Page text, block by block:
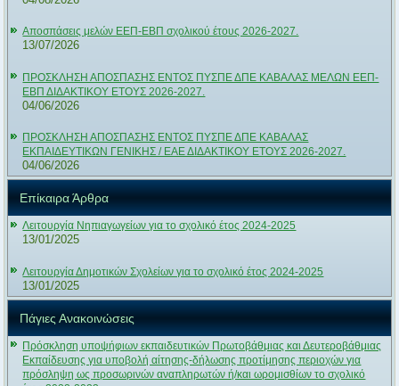
Αποσπάσεις μελών ΕΕΠ-ΕΒΠ σχολικού έτους 2026-2027.
13/07/2026
ΠΡΟΣΚΛΗΣΗ ΑΠΟΣΠΑΣΗΣ ΕΝΤΟΣ ΠΥΣΠΕ ΔΠΕ ΚΑΒΑΛΑΣ ΜΕΛΩΝ ΕΕΠ-
ΕΒΠ ΔΙΔΑΚΤΙΚΟΥ ΕΤΟΥΣ 2026-2027.
04/06/2026
ΠΡΟΣΚΛΗΣΗ ΑΠΟΣΠΑΣΗΣ ΕΝΤΟΣ ΠΥΣΠΕ ΔΠΕ ΚΑΒΑΛΑΣ
ΕΚΠΑΙΔΕΥΤΙΚΩΝ ΓΕΝΙΚΗΣ / ΕΑΕ ΔΙΔΑΚΤΙΚΟΥ ΕΤΟΥΣ 2026-2027.
04/06/2026
Επίκαιρα Άρθρα
Λειτουργία Νηπιαγωγείων για το σχολικό έτος 2024-2025
13/01/2025
Λειτουργία Δημοτικών Σχολείων για το σχολικό έτος 2024-2025
13/01/2025
Πάγιες Ανακοινώσεις
Πρόσκληση υποψήφιων εκπαιδευτικών Πρωτοβάθμιας και Δευτεροβάθμιας
Εκπαίδευσης για υποβολή αίτησης-δήλωσης προτίμησης περιοχών για
πρόσληψη ως προσωρινών αναπληρωτών ή/και ωρομισθίων το σχολικό